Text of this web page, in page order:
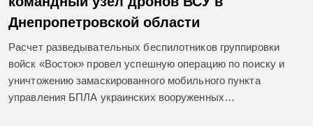
Днепропетровской области
Расчет разведывательных беспилотников группировки
войск «Восток» провел успешную операцию по поиску и
уничтожению замаскированного мобильного пункта
управления БПЛА украинских вооруженных…